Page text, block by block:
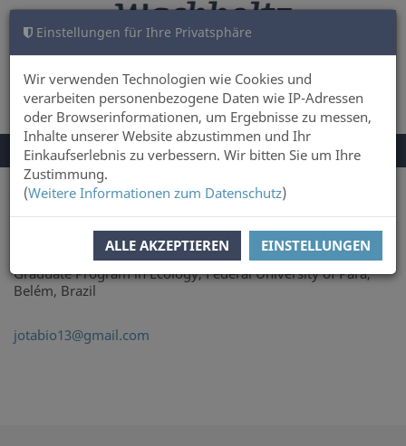
Einstellungen für Ihre Privatsphäre
Wir verwenden Technologien wie Cookies und
verarbeiten personenbezogene Daten wie IP-Adressen
oder Browserinformationen, um Ergebnisse zu messen,
Inhalte unserer Website abzustimmen und Ihr
Einkaufserlebnis zu verbessern. Wir bitten Sie um Ihre
Zustimmung.
(Weitere Informationen zum Datenschutz)
ALLE AKZEPTIEREN EINSTELLUNGEN
ANMELDEN WARENKORB 0
NAVIGATION
UMSCHALTEN
Menü
Sie sind hier:
Joás Brito
Graduate Program in Ecology, Federal University of Pará,
Belém, Brazil
jotabio13@gmail.com